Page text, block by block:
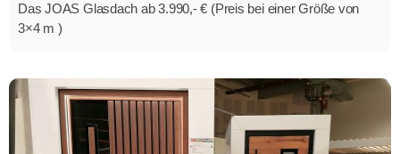
Das JOAS Glasdach ab 3.990,- € (Preis bei einer Größe von
3×4 m )